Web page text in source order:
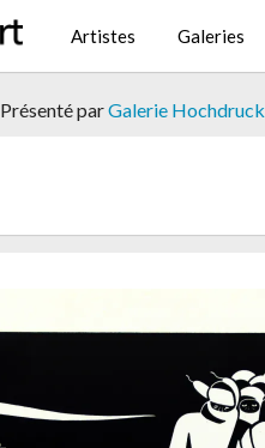
Artistes Galeries
Présenté parGalerie Hochdruck